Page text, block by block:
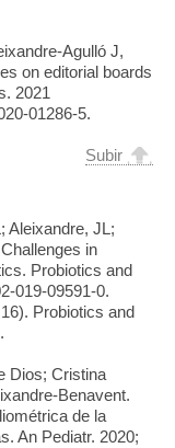
Agulló J,
on editorial boards
2021
01286-5.
Subir
Aleixandre, JL;
in
Probiotics and
019-09591-0.
Probiotics and
Dios; Cristina
Benavent.
de la
An Pediatr. 2020;